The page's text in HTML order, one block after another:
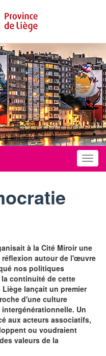
à la Cité Miroir une
réflexion autour de l'œuvre
nos politiques
la continuité de cette
lançait un premier
d'une culture
Un
aux acteurs associatifs,
ou voudraient
valeurs de la